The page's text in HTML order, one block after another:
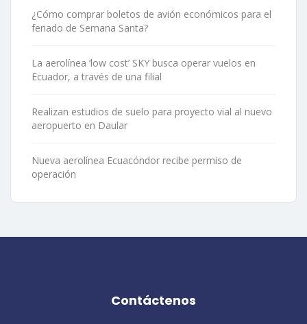
¿Cómo comprar boletos de avión económicos para el
feriado de Semana Santa?
La aerolínea ‘low cost’ SKY busca operar vuelos en
Ecuador, a través de una filial
Realizan estudios de suelo para proyecto vial al nuevo
aeropuerto en Daular
Nueva aerolínea Ecuacóndor recibe permiso de
operación
Contáctenos